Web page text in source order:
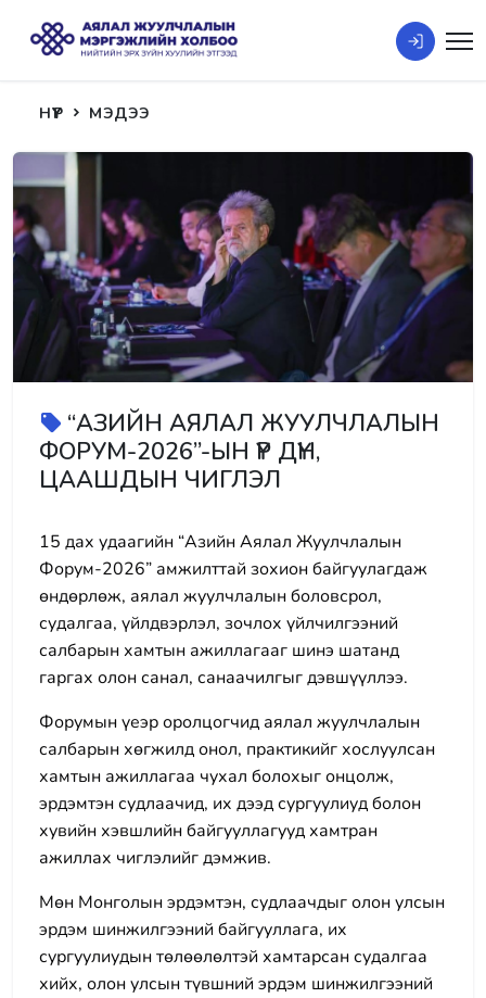
НҮҮР МЭДЭЭ
“АЗИЙН АЯЛАЛ ЖУУЛЧЛАЛЫН
ФОРУМ-2026”-ЫН ҮР ДҮН,
ЦААШДЫН ЧИГЛЭЛ
15 дах удаагийн “Азийн Аялал Жуулчлалын
Форум-2026” амжилттай зохион байгуулагдаж
өндөрлөж, аялал жуулчлалын боловсрол,
судалгаа, үйлдвэрлэл, зочлох үйлчилгээний
салбарын хамтын ажиллагааг шинэ шатанд
гаргах олон санал, санаачилгыг дэвшүүллээ.
Форумын үеэр оролцогчид аялал жуулчлалын
салбарын хөгжилд онол, практикийг хослуулсан
хамтын ажиллагаа чухал болохыг онцолж,
эрдэмтэн судлаачид, их дээд сургуулиуд болон
хувийн хэвшлийн байгууллагууд хамтран
ажиллах чиглэлийг дэмжив.
Мөн Монголын эрдэмтэн, судлаачдыг олон улсын
эрдэм шинжилгээний байгууллага, их
сургуулиудын төлөөлөлтэй хамтарсан судалгаа
хийх, олон улсын түвшний эрдэм шинжилгээний